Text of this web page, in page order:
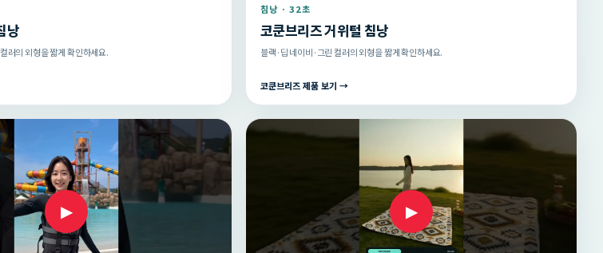
낭
러의 외형을 짧게 확인하세요.
침낭 · 32초
코쿤브리즈 거위털 침낭
블랙·딥 네이비·그린 컬러의 외형을 짧게 확인하세요.
코쿤브리즈 제품 보기 →
▶ ▶